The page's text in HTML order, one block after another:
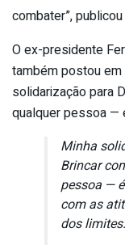
combater”,
O ex-presidente
também postou
solidarização para
qualquer pessoa —
Minha
Brincar
pessoa —
com as
dos limites.